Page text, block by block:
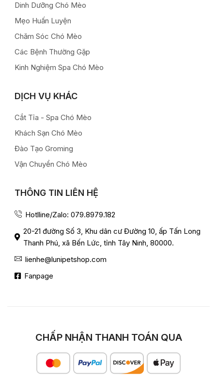
Dinh Dưỡng Chó Mèo
Mẹo Huấn Luyện
Chăm Sóc Chó Mèo
Các Bệnh Thường Gặp
Kinh Nghiệm Spa Chó Mèo
DỊCH VỤ KHÁC
Cắt Tỉa - Spa Chó Mèo
Khách Sạn Chó Mèo
Đào Tạo Groming
Vận Chuyển Chó Mèo
THÔNG TIN LIÊN HỆ
Hotlline/Zalo: 079.8979.182
20-21 đường Số 3, Khu dân cư Đường 10, ấp Tấn Long
Thanh Phú, xã Bến Lức, tỉnh Tây Ninh, 80000.
lienhe@lunipetshop.com
Fanpage
CHẤP NHẬN THANH TOÁN QUA